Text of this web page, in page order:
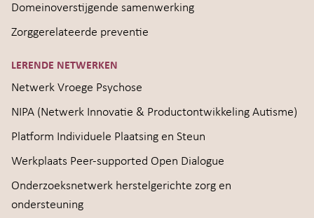
Domeinoverstijgende samenwerking
Zorggerelateerde preventie
LERENDE NETWERKEN
Netwerk Vroege Psychose
NIPA (Netwerk Innovatie & Productontwikkeling Autisme)
Platform Individuele Plaatsing en Steun
Werkplaats Peer-supported Open Dialogue
Onderzoeksnetwerk herstelgerichte zorg en
ondersteuning